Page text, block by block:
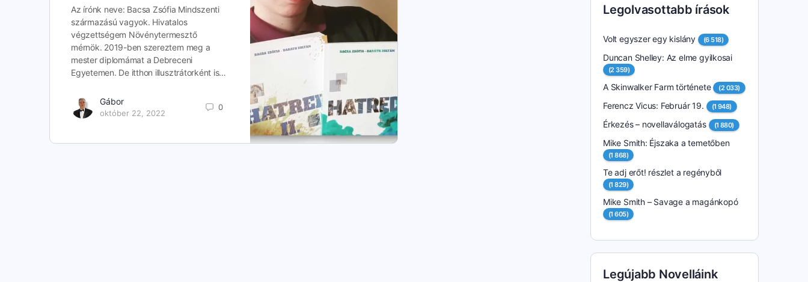
Az írónk neve: Bacsa Zsófia Mindszenti
származású vagyok. Hivatalos
végzettségem Növénytermesztő
mérnök. 2019-ben szereztem meg a
mester diplomámat a Debreceni
Egyetemen. De itthon illusztrátorként is…
Gábor
október 22, 2022
0
Legolvasottabb írások
Volt egyszer egy kislány (6 518)
Duncan Shelley: Az elme gyilkosai
(2 359)
A Skinwalker Farm története (2 033)
Ferencz Vicus: Február 19. (1 948)
Érkezés – novellaválogatás (1 880)
Mike Smith: Éjszaka a temetőben
(1 868)
Te adj erőt! részlet a regényből
(1 829)
Mike Smith – Savage a magánkopó
(1 605)
Legújabb Novelláink